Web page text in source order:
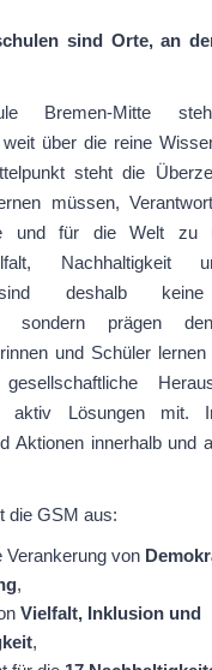
sind Orte, an
Bremen-Mitte
über die reine
steht die
müssen,
und für die Welt zu
Nachhaltigkeit
sind deshalb keine
sondern prägen
und Schüler
aktiv Lösungen mit.
Aktionen innerhalb und
die GSM aus:
Verankerung von
,
Vielfalt, Inklusion und
,